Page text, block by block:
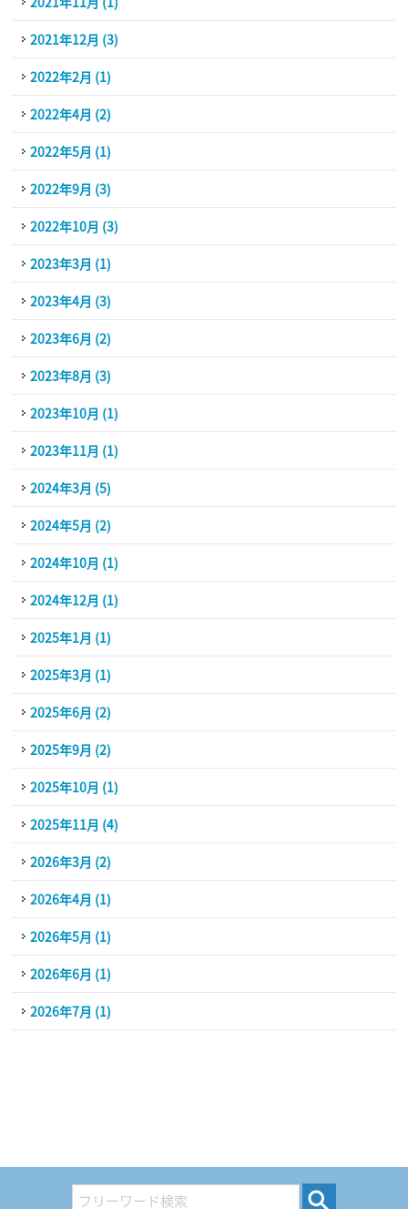
2021年12月 (3)
2022年2月 (1)
2022年4月 (2)
2022年5月 (1)
2022年9月 (3)
2022年10月 (3)
2023年3月 (1)
2023年4月 (3)
2023年6月 (2)
2023年8月 (3)
2023年10月 (1)
2023年11月 (1)
2024年3月 (5)
2024年5月 (2)
2024年10月 (1)
2024年12月 (1)
2025年1月 (1)
2025年3月 (1)
2025年6月 (2)
2025年9月 (2)
2025年10月 (1)
2025年11月 (4)
2026年3月 (2)
2026年4月 (1)
2026年5月 (1)
2026年6月 (1)
2026年7月 (1)